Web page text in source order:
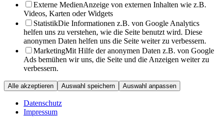
Externe MedienAnzeige von externen Inhalten wie z.B.
Videos, Karten oder Widgets
StatistikDie Informationen z.B. von Google Analytics
helfen uns zu verstehen, wie die Seite benutzt wird. Diese
anonymen Daten helfen uns die Seite weiter zu verbessern.
MarketingMit Hilfe der anonymen Daten z.B. von Google
Ads bemühen wir uns, die Seite und die Anzeigen weiter zu
verbessern.
Alle akzeptieren Auswahl speichern Auswahl anpassen
Datenschutz
Impressum